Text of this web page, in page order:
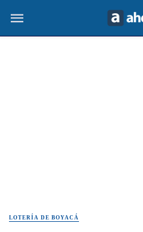
LOTERÍA DE BOYACÁ